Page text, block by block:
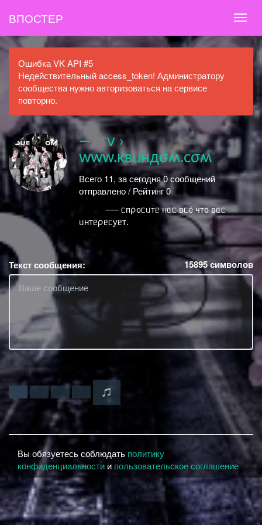
ВПОСТЕР
Ошибка VK API #5
Недействительный access_token! Администратору
сообщества нужно авторизоваться на сервисе
повторно.
— ⅴ ›
www.κвᥙндσʍ.сσʍ
Всего 11, за сегодня 0 сообщений
отправлено / Рейтинг 0
ᅠᅠᅠ ── ᥴпρ᧐ᥴᥙᴛᥱ нᥲᥴ ʙᥴё чᴛ᧐ ʙᥲᥴ
ᥙнᴛᥱρᥱᥴуᥱᴛ.
Текст сообщения: 15895символов
Вы обязуетесь соблюдать политику
конфиденциальности и пользовательское соглашение